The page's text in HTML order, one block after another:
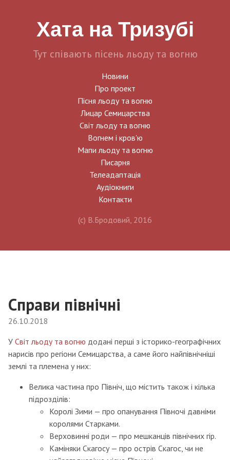
Хата на Тризубі
Тут співають пісень льоду та вогню
Новини
Про проект
Пісня льоду та вогню
Лицар Семицарства
Світ льоду та вогню
Вогнем і кров'ю
Мапи льоду та вогню
Писарня
Телеадаптація
Аудіокниги
Контакти
(c) В.Бродовий, 2016
Справи північні
26.10.2018
У Світ льоду та вогню додані перші з історико-географічних
нарисів про регіони Семицарства, а саме його найпівнічніші
землі та племена у них:
Велика частина про Північ, що містить також і кілька
підрозділів:
Королі Зими — про опанування Півночі давніми
королями Старками.
Верховинні роди — про мешканців північних гір.
Каміняки Скагосу — про острів Скагос, чи не